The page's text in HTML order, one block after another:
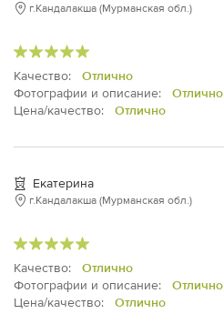
г.Кандалакша (Мурманская обл.)
Качество:
Отлично
Фотографии и описание:
Отлично
Цена/качество:
Отлично
Екатерина
г.Кандалакша (Мурманская обл.)
Качество:
Отлично
Фотографии и описание:
Отлично
Цена/качество:
Отлично